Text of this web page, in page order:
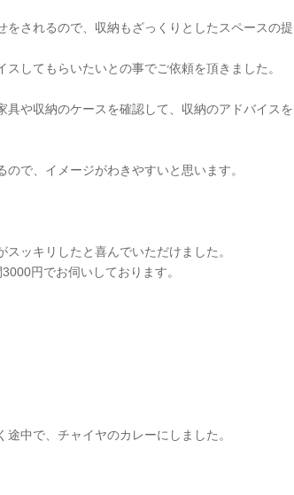
されるので、収納もざっくりとしたスペースの提
してもらいたいとの事でご依頼を頂きました。
や収納のケースを確認して、収納のアドバイスを
で、イメージがわきやすいと思います。
ッキリしたと喜んでいただけました。
円でお伺いしております。
中で、チャイヤのカレーにしました。